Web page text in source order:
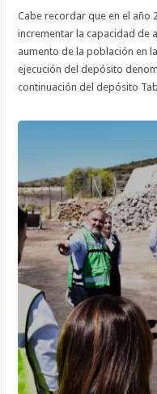
Cabe recordar que en el año
incrementar la capacidad de
aumento de la población en
ejecución del depósito
continuación del depósito